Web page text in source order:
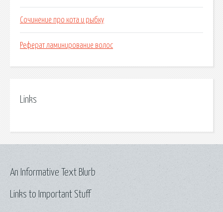
Сочинение про кота и рыбку
Реферат ламинирование волос
Links
Links to Important Stuff
An Informative Text Blurb